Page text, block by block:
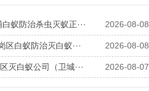
2026-08-08
蚁防治杀虫灭蚁正···
2026-08-08
白蚁防治灭白蚁···
2026-08-07
灭白蚁公司（卫城···